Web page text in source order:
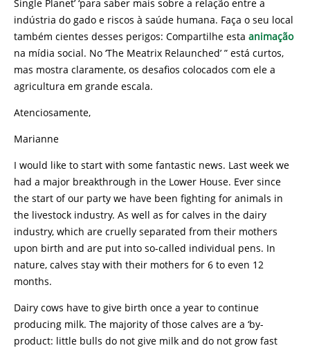
Single Planet’ ‘para saber mais sobre a relação entre a
indústria do gado e riscos à saúde humana. Faça o seu local
também cientes desses perigos: Compartilhe esta animação
na mídia social. No ‘The Meatrix Relaunched’ ” está curtos,
mas mostra claramente, os desafios colocados com ele a
agricultura em grande escala.
Atenciosamente,
Marianne
I would like to start with some fantastic news. Last week we
had a major breakthrough in the Lower House. Ever since
the start of our party we have been fighting for animals in
the livestock industry. As well as for calves in the dairy
industry, which are cruelly separated from their mothers
upon birth and are put into so-called individual pens. In
nature, calves stay with their mothers for 6 to even 12
months.
Dairy cows have to give birth once a year to continue
producing milk. The majority of those calves are a ‘by-
product: little bulls do not give milk and do not grow fast